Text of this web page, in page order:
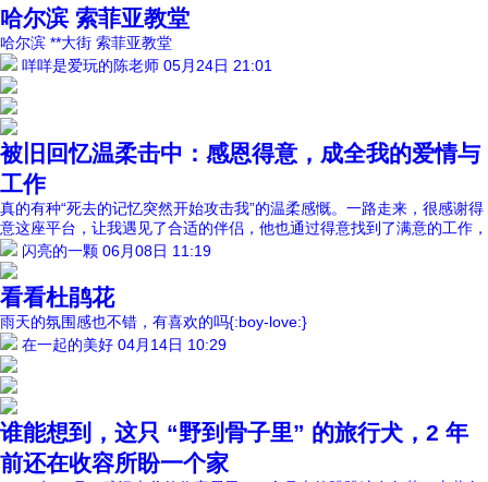
哈尔滨 索菲亚教堂
哈尔滨 **大街 索菲亚教堂
咩咩是爱玩的陈老师 05月24日 21:01
被旧回忆温柔击中：感恩得意，成全我的爱情与
工作
真的有种“死去的记忆突然开始攻击我”的温柔感慨。一路走来，很感谢得
意这座平台，让我遇见了合适的伴侣，他也通过得意找到了满意的工作，
闪亮的一颗 06月08日 11:19
看看杜鹃花
雨天的氛围感也不错，有喜欢的吗{:boy-love:}
在一起的美好 04月14日 10:29
谁能想到，这只 “野到骨子里” 的旅行犬，2 年
前还在收容所盼一个家